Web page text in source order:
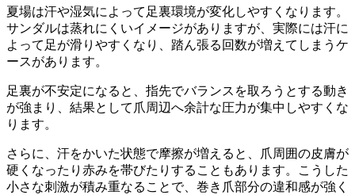
夏場は汗や湿気によって足裏環境が変化しやすくなります。
サンダルは蒸れにくいイメージがありますが、実際には汗に
よって足が滑りやすくなり、踏ん張る回数が増えてしまうケ
ースがあります。
足裏が不安定になると、指先でバランスを取ろうとする動き
が強まり、結果として爪周辺へ余計な圧力が集中しやすくな
ります。
さらに、汗をかいた状態で摩擦が増えると、爪周囲の皮膚が
硬くなったり赤みを帯びたりすることもあります。こうした
小さな刺激が積み重なることで、巻き爪部分の違和感が強く